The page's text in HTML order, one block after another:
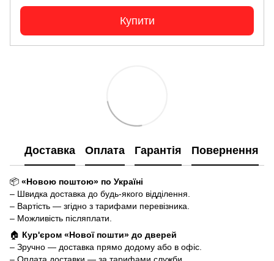
Купити
Доставка Оплата Гарантія Повернення
📦 «Новою поштою» по Україні
– Швидка доставка до будь-якого відділення.
– Вартість — згідно з тарифами перевізника.
– Можливість післяплати.
🏠 Кур'єром «Нової пошти» до дверей
– Зручно — доставка прямо додому або в офіс.
– Оплата доставки — за тарифами служби.